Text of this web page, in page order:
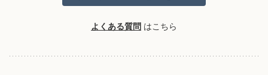
よくある質問 はこちら